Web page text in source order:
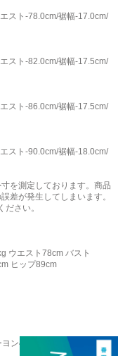
スト-78.0cm/裾幅-17.0cm/
スト-82.0cm/裾幅-17.5cm/
スト-86.0cm/裾幅-17.5cm/
スト-90.0cm/裾幅-18.0cm/
を測定しております。商品
差が発生してしまいます。
ださい。
ウエスト78cm バスト
ヒップ89cm
ン44%